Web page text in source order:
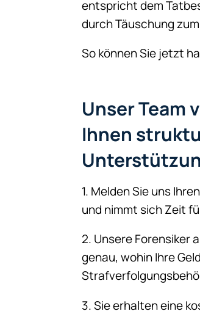
entspricht dem
durch Täuschung
So können Sie jetzt
Unser Team
Ihnen
1. Melden Sie uns
und nimmt sich Zeit
2. Unsere Forensiker
genau, wohin Ihre
3. Sie erhalten eine